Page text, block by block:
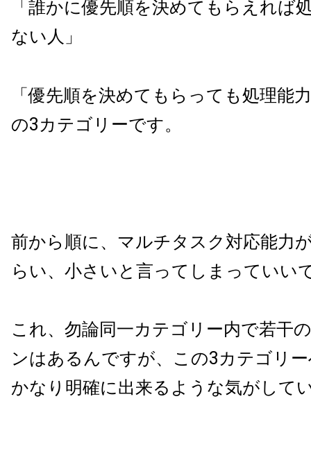
「誰かに優先順を決めてもらえれば
ない人」
「優先順を決めてもらっても処理能
の3カテゴリーです。
前から順に、マルチタスク対応能力
らい、小さいと言ってしまっていい
これ、勿論同一カテゴリー内で若干
ンはあるんですが、この3カテゴリ
かなり明確に出来るような気がして